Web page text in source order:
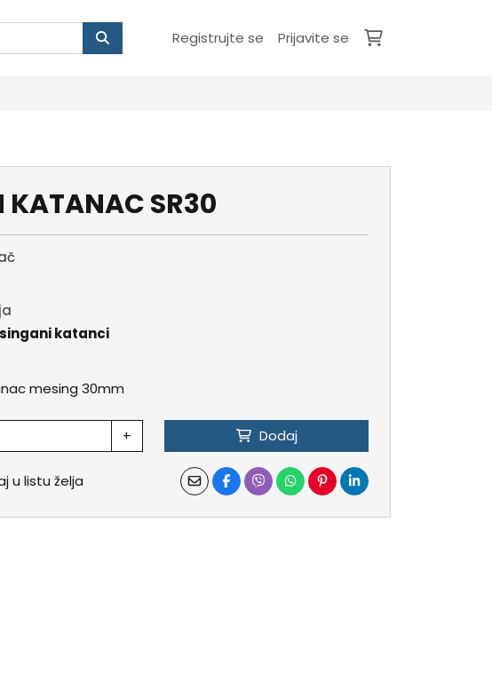
Registrujte se Prijavite se
KATANAC SR30
katanci
mesing 30mm
+ Dodaj
u listu želja